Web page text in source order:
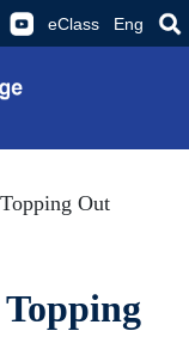
eClass Eng
Out
Topping